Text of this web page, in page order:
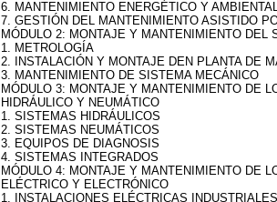
6. MANTENIMIENTO ENERGÉTICO Y AMBIENTAL
7. GESTIÓN DEL MANTENIMIENTO ASISTIDO
MÓDULO 2: MONTAJE Y MANTENIMIENTO DEL
1. METROLOGÍA
2. INSTALACIÓN Y MONTAJE DEN PLANTA DE
3. MANTENIMIENTO DE SISTEMA MECÁNICO
MÓDULO 3: MONTAJE Y MANTENIMIENTO DE
HIDRÁULICO Y NEUMÁTICO
1. SISTEMAS HIDRÁULICOS
2. SISTEMAS NEUMÁTICOS
3. EQUIPOS DE DIAGNOSIS
4. SISTEMAS INTEGRADOS
MÓDULO 4: MONTAJE Y MANTENIMIENTO DE
ELÉCTRICO Y ELECTRÓNICO
1. INSTALACIONES ELÉCTRICAS INDUSTRIALES